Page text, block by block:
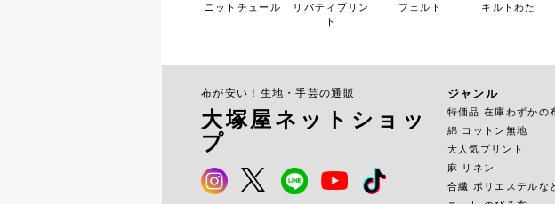
ニットチュール
リバティプリン
ト
フェルト キルトわた
布が安い！生地・手芸の通販
大塚屋ネットショッ
プ
ジャンル
特価品 在庫わずかの
綿 コットン無地
大人気プリント
麻 リネン
合繊 ポリエステルな